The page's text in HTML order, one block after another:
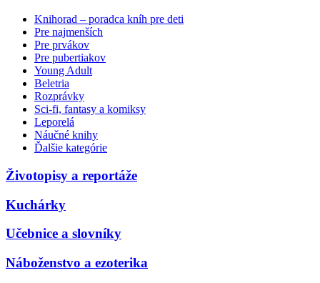
Knihorad – poradca kníh pre deti
Pre najmenších
Pre prvákov
Pre pubertiakov
Young Adult
Beletria
Rozprávky
Sci-fi, fantasy a komiksy
Leporelá
Náučné knihy
Ďalšie kategórie
Životopisy a reportáže
Kuchárky
Učebnice a slovníky
Náboženstvo a ezoterika